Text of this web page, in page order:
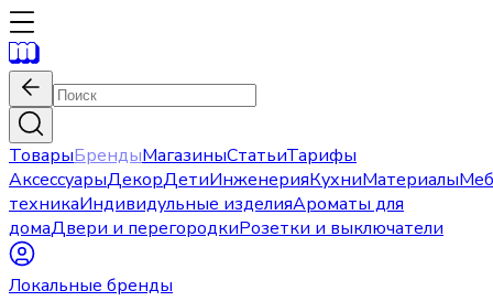
ТоварыБрендыМагазиныСтатьиТарифы
АксессуарыДекорДетиИнженерияКухниМатериалы
техникаИндивидульные изделияАроматы для
домаДвери и перегородкиРозетки и выключатели
Локальные бренды